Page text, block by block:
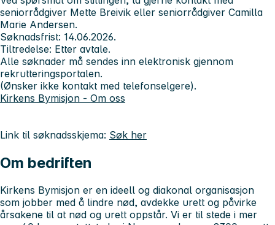
seniorrådgiver Mette Breivik eller seniorrådgiver Camilla
Marie Andersen.
Søknadsfrist: 14.06.2026.
Tiltredelse: Etter avtale.
Alle søknader må sendes inn elektronisk gjennom
rekrutteringsportalen.
(Ønsker ikke kontakt med telefonselgere).
Kirkens Bymisjon - Om oss
Link til søknadsskjema: Søk her
Om bedriften
Kirkens Bymisjon er en ideell og diakonal organisasjon
som jobber med å lindre nød, avdekke urett og påvirke
årsakene til at nød og urett oppstår. Vi er til stede i mer